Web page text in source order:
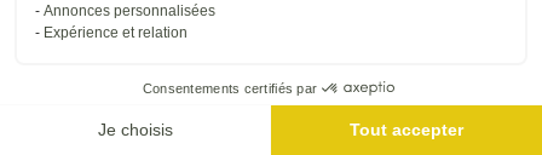
Annonces personnalisées
Expérience et relation
Consentements certifiés par
Je choisis Tout accepter
Gestion des cookies